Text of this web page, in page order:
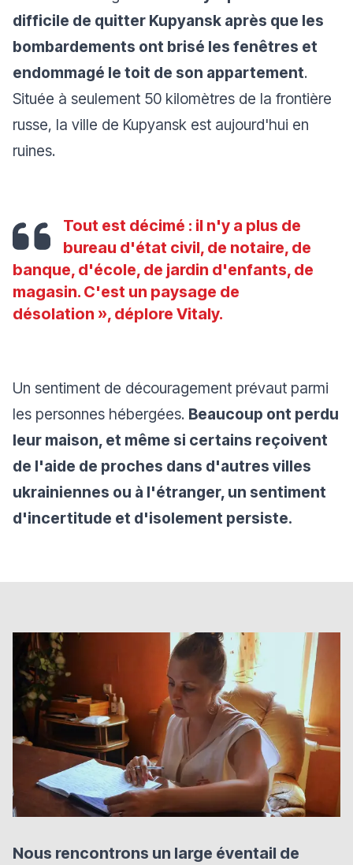
difficile de quitter Kupyansk après que les
bombardements ont brisé les fenêtres et
endommagé le toit de son appartement.
Située à seulement 50 kilomètres de la frontière
russe, la ville de Kupyansk est aujourd'hui en
ruines.
Tout est décimé : il n'y a plus de
bureau d'état civil, de notaire, de
banque, d'école, de jardin d'enfants, de
magasin. C'est un paysage de
désolation », déplore Vitaly.
Un sentiment de découragement prévaut parmi
les personnes hébergées. Beaucoup ont perdu
leur maison, et même si certains reçoivent
de l'aide de proches dans d'autres villes
ukrainiennes ou à l'étranger, un sentiment
d'incertitude et d'isolement persiste.
Nous rencontrons un large éventail de